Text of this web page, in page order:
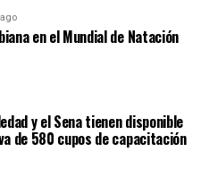
en el Mundial de Natación
y el Sena tienen disponible
de 580 cupos de capacitación